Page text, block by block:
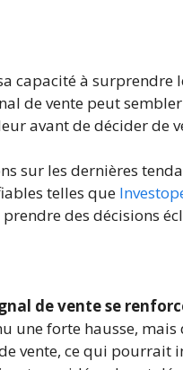
capacité à
de vente peut
avant de décider de
sur les dernières
telles que
des décisions
de vente se
une forte hausse,
vente, ce qui pourrait